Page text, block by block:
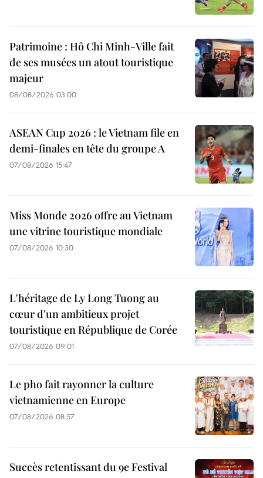
Patrimoine : Hô Chi Minh-Ville fait
de ses musées un atout touristique
majeur
08/08/2026 03:00
ASEAN Cup 2026 : le Vietnam file en
demi-finales en tête du groupe A
07/08/2026 15:47
Miss Monde 2026 offre au Vietnam
une vitrine touristique mondiale
07/08/2026 10:30
L'héritage de Ly Long Tuong au
cœur d'un ambitieux projet
touristique en République de Corée
07/08/2026 09:01
Le pho fait rayonner la culture
vietnamienne en Europe
07/08/2026 08:57
Succès retentissant du 9e Festival